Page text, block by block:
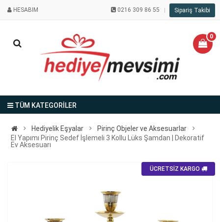
HESABIM 0216 309 86 55 Sipariş Takibi
0
TÜM KATEGORİLER
Hediyelik Eşyalar
Pirinç Objeler ve Aksesuarlar
El Yapımı Pirinç Sedef İşlemeli 3 Kollu Lüks Şamdan | Dekoratif
Ev Aksesuarı
ÜCRETSİZ KARGO